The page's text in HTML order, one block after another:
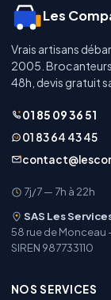
Les
Vrais artisans
2005.
48h, devis gratuit
01 85 09 36 51
01 83 64 43 45
7j/7 — 7h à 22h
SAS Les
58 rue de Monceau
SIREN 987733110
NOS SERVICES